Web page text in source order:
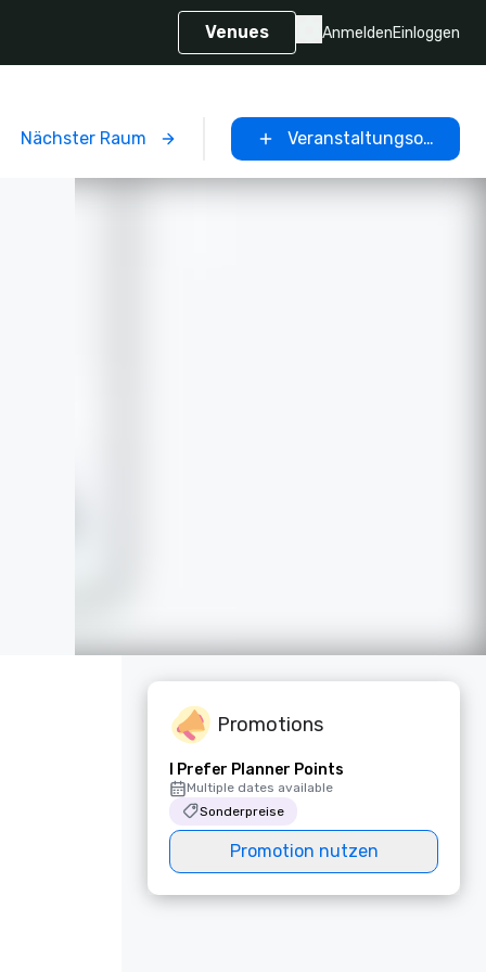
Venues AnmeldenEinloggen
Nächster Raum Veranstaltungsort
Promotions
I Prefer Planner Points
Multiple dates available
Sonderpreise
Promotion nutzen